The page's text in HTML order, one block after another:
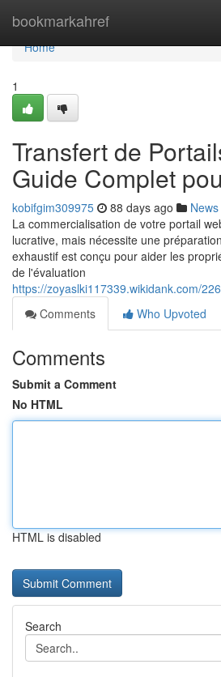
bookmarkahref
Home
Home
1
Transfert de
Guide Complet
kobifgim309975 88 days ago News
La commercialisation de votre portail
lucrative, mais nécessite une
exhaustif est conçu pour aider les
de l'évaluation
https://zoyaslki117339.wikidank.com/
Comments
Who Upvoted
Comments
Submit a Comment
No HTML
HTML is disabled
Search